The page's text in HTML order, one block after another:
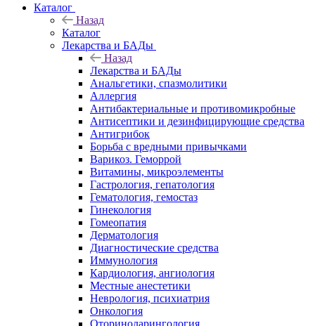
Каталог
Назад
Каталог
Лекарства и БАДы
Назад
Лекарства и БАДы
Анальгетики, спазмолитики
Аллергия
Антибактериальные и противомикробные
Антисептики и дезинфицирующие средства
Антигрибок
Борьба с вредными привычками
Варикоз. Геморрой
Витамины, микроэлементы
Гастрология, гепатология
Гематология, гемостаз
Гинекология
Гомеопатия
Дерматология
Диагностические средства
Иммунология
Кардиология, ангиология
Местные анестетики
Неврология, психиатрия
Онкология
Оториноларингология